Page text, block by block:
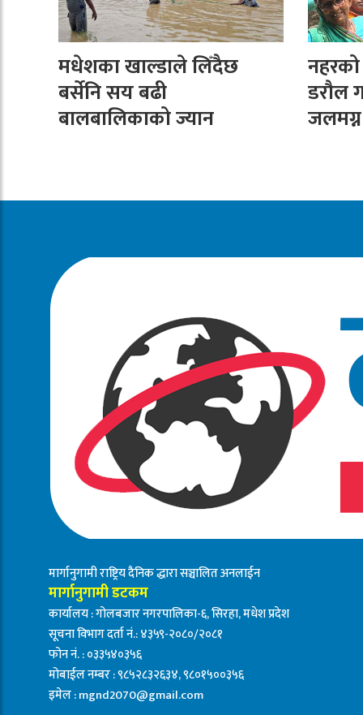
मधेशका खाल्डाले लिँदैछ
बर्सेनि सय बढी
बालबालिकाको ज्यान
डरौल
जलमग्न
मार्गानुगामी राष्ट्रिय दैनिक द्धारा सञ्चालित अनलाईन
मार्गानुगामी डटकम
कार्यालय : गोलबजार नगरपालिका-६, सिरहा, मधेश प्रदेश
सूचना विभाग दर्ता नं.: ४३५९-२०८०/२०८१
फोन नं. : ०३३५४०३५६
मोबाईल नम्बर : ९८५२८३२६३४, ९८०१५००३५६
इमेल :mgnd2070@gmail.com